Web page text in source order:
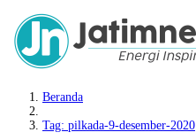
Beranda
Tag: pilkada-9-desember-2020